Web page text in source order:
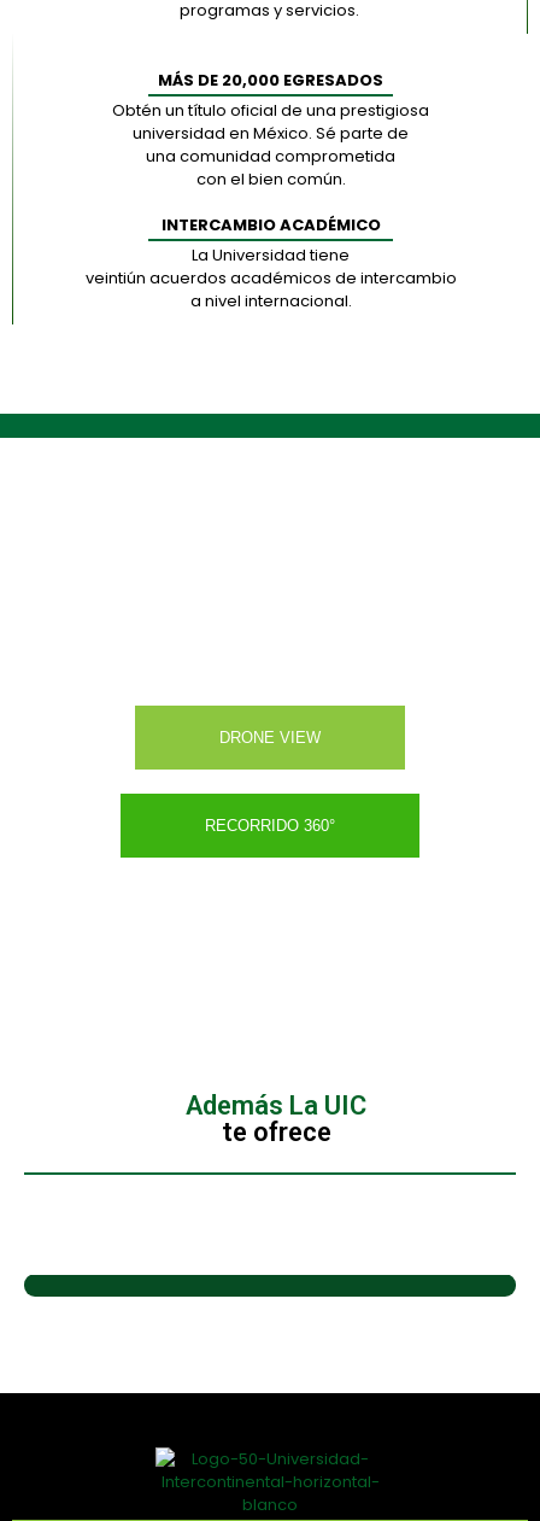
programas y servicios.
MÁS DE 20,000 EGRESADOS
Obtén un título oficial de una prestigiosa
universidad en México. Sé parte de
una comunidad comprometida
con el bien común.
INTERCAMBIO ACADÉMICO
La Universidad tiene
veintiún acuerdos académicos de intercambio
a nivel internacional.
DRONE VIEW
RECORRIDO 360°
Además La UIC
te ofrece